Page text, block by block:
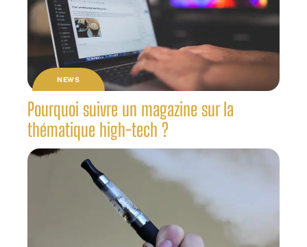
NEWS
Pourquoi suivre un magazine sur la
thématique high-tech ?